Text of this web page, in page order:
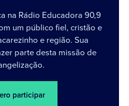
na Rádio Educadora 90,9
um público fiel, cristão e
e região. Sua
parte desta missão de
participar